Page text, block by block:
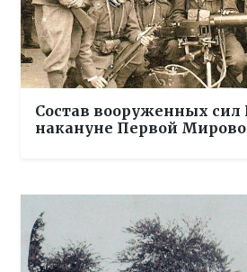
Состав вооруженных сил
накануне Первой